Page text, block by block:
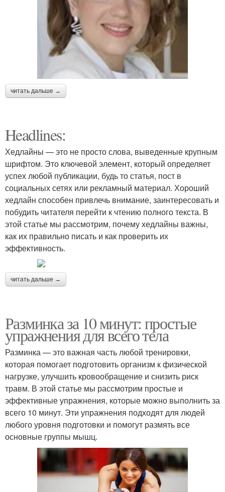
читать дальше →
Headlines:
Хедлайны — это не просто слова, выведенные крупным
шрифтом. Это ключевой элемент, который определяет
успех любой публикации, будь то статья, пост в
социальных сетях или рекламный материал. Хороший
хедлайн способен привлечь внимание, заинтересовать и
побудить читателя перейти к чтению полного текста. В
этой статье мы рассмотрим, почему хедлайны важны,
как их правильно писать и как проверить их
эффективность.
читать дальше →
Разминка за 10 минут: простые
упражнения для всего тела
Разминка — это важная часть любой тренировки,
которая помогает подготовить организм к физической
нагрузке, улучшить кровообращение и снизить риск
травм. В этой статье мы рассмотрим простые и
эффективные упражнения, которые можно выполнить за
всего 10 минут. Эти упражнения подходят для людей
любого уровня подготовки и помогут размять все
основные группы мышц.